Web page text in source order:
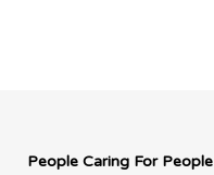
People Caring For People